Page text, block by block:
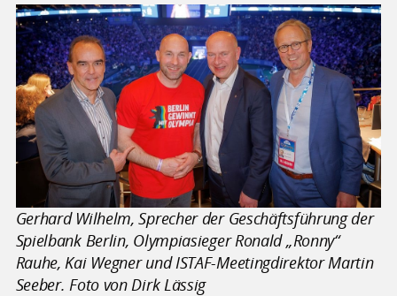
Gerhard Wilhelm, Sprecher der Geschäftsführung der
Spielbank Berlin, Olympiasieger Ronald „Ronny“
Rauhe, Kai Wegner und ISTAF-Meetingdirektor Martin
Seeber. Foto von Dirk Lässig